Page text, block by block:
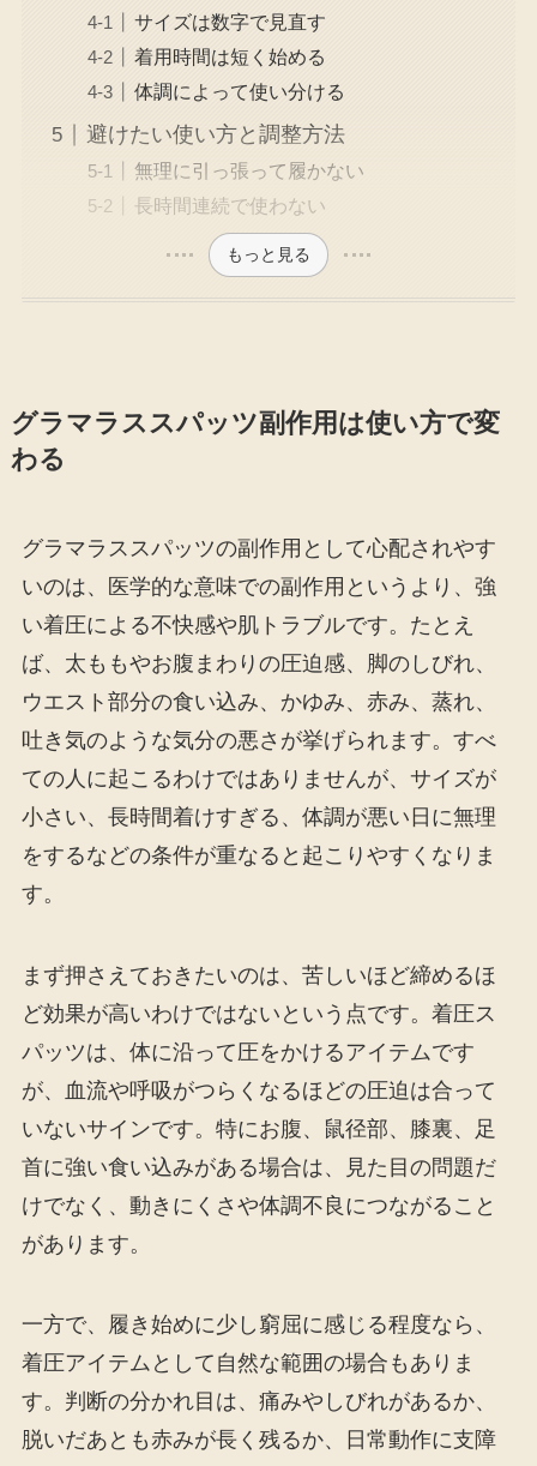
サイズは数字で見直す
着用時間は短く始める
体調によって使い分ける
避けたい使い方と調整方法
無理に引っ張って履かない
長時間連続で使わない
もっと見る
グラマラススパッツ副作用は使い方で変
わる
グラマラススパッツの副作用として心配されやす
いのは、医学的な意味での副作用というより、強
い着圧による不快感や肌トラブルです。たとえ
ば、太ももやお腹まわりの圧迫感、脚のしびれ、
ウエスト部分の食い込み、かゆみ、赤み、蒸れ、
吐き気のような気分の悪さが挙げられます。すべ
ての人に起こるわけではありませんが、サイズが
小さい、長時間着けすぎる、体調が悪い日に無理
をするなどの条件が重なると起こりやすくなりま
す。
まず押さえておきたいのは、苦しいほど締めるほ
ど効果が高いわけではないという点です。着圧ス
パッツは、体に沿って圧をかけるアイテムです
が、血流や呼吸がつらくなるほどの圧迫は合って
いないサインです。特にお腹、鼠径部、膝裏、足
首に強い食い込みがある場合は、見た目の問題だ
けでなく、動きにくさや体調不良につながること
があります。
一方で、履き始めに少し窮屈に感じる程度なら、
着圧アイテムとして自然な範囲の場合もありま
す。判断の分かれ目は、痛みやしびれがあるか、
脱いだあとも赤みが長く残るか、日常動作に支障